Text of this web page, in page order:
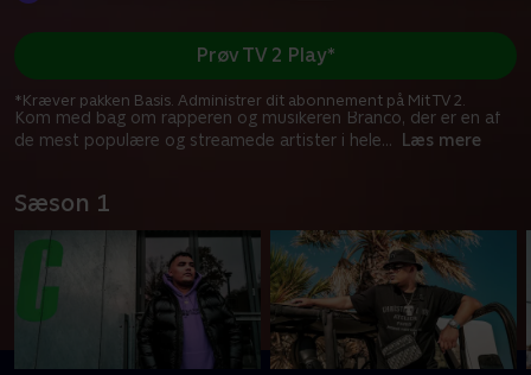
Kom med bag om rapperen og musikeren Branco, der er en af
de mest populære og streamede artister i hele... Læs mere
Prøv TV 2 Play*
*Kræver pakken Basis. Administrer dit abonnement på Mit TV 2.
Sæson 1